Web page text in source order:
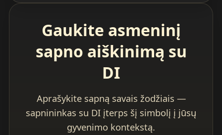
Gaukite asmeninį
sapno aiškinimą su
DI
Aprašykite sapną savais žodžiais —
sapnininkas su DI įterps šį simbolį į jūsų
gyvenimo kontekstą.